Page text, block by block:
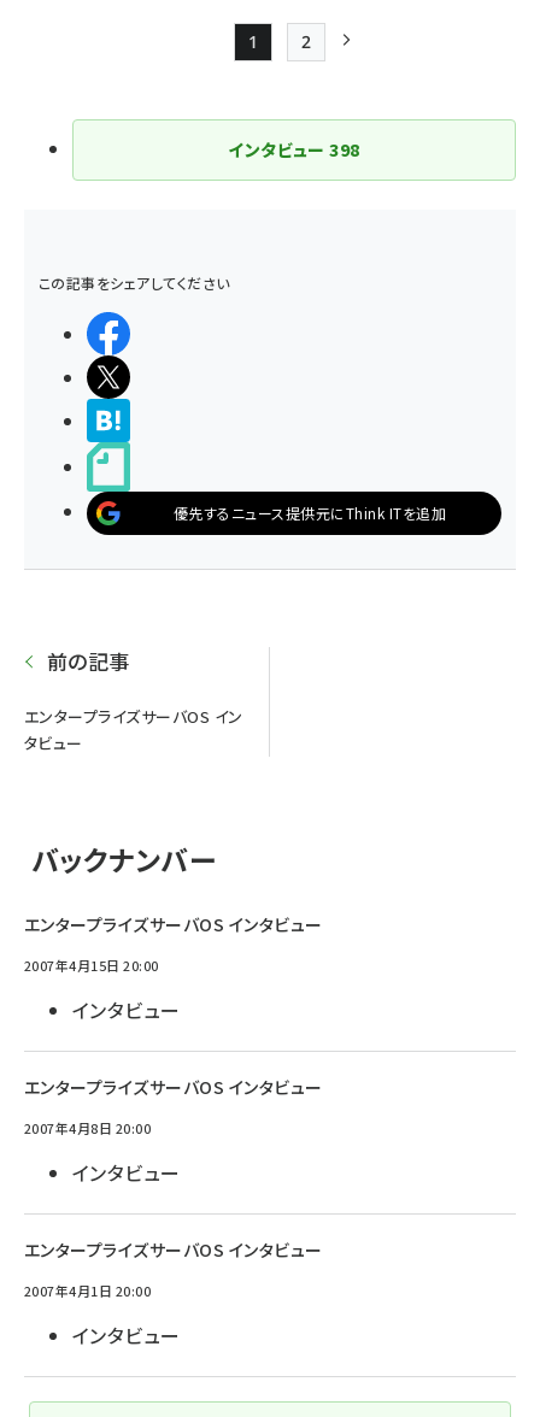
ジ
送
Page
1
Page
2
インタビュー398
この記事をシェアしてください
優先するニュース提供元にThink ITを追加
前の記事
エンタープライズサーバOS イン
タビュー
バックナンバー
エンタープライズサーバOS インタビュー
2007年4月15日 20:00
インタビュー
エンタープライズサーバOS インタビュー
2007年4月8日 20:00
インタビュー
エンタープライズサーバOS インタビュー
2007年4月1日 20:00
インタビュー